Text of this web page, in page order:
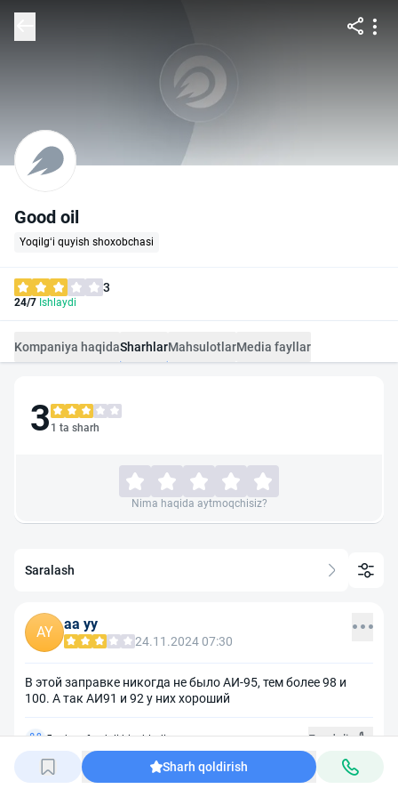
Good oil
Yoqilg‘i quyish shoxobchasi
3
24/7 Ishlaydi
Kompaniya haqidaSharhlarMahsulotlarMedia fayllar
3 1 ta sharh
Nima haqida aytmoqchisiz?
Saralash
AY aa yy
24.11.2024 07:30
В этой заправке никогда не было АИ-95, тем более 98 и
100. А так АИ91 и 92 у них хороший
Foydali
5 odam foydali hisobladi
Sharh qoldirish